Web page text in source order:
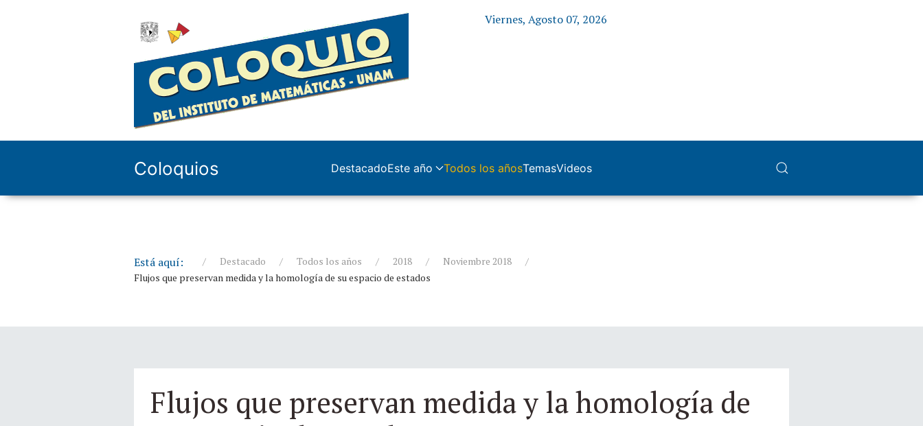
Viernes, Agosto 07, 2026
Coloquios DestacadoEste año Todos los añosTemasVideos
Está aquí: Destacado Todos los años 2018
Noviembre 2018
Flujos que preservan medida y la homología de su espacio de estados
Flujos que preservan medida y la homología de